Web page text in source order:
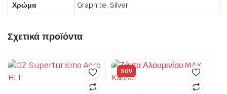
Χρώμα
Graphite, Silver
Σχετικά προϊόντα
SUV